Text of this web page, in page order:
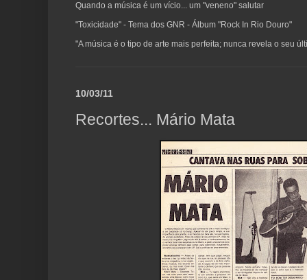
Quando a música é um vício... um "veneno" salutar
"Toxicidade" - Tema dos GNR - Álbum "Rock In Rio Douro"
"A música é o tipo de arte mais perfeita; nunca revela o seu
10/03/11
Recortes... Mário Mata